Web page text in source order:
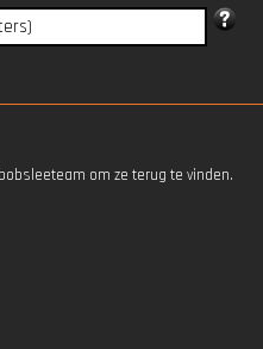
om ze terug te vinden.